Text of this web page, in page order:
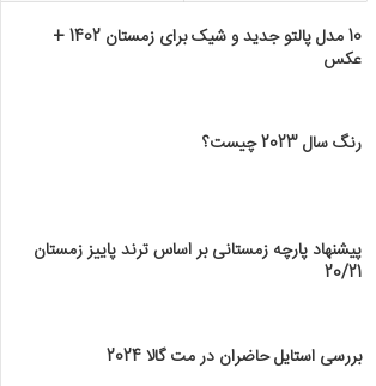
10 مدل پالتو جدید و شیک برای زمستان 1402 +
عکس
رنگ سال 2023 چیست؟
پیشنهاد پارچه زمستانی بر اساس ترند پاییز زمستان
20/21
بررسی استایل حاضران در مت گالا 2024